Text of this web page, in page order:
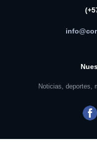
Noticias, deportes,